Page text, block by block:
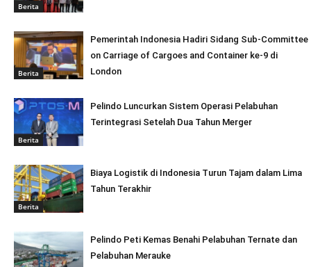
Berita
Berita
Pemerintah Indonesia Hadiri Sidang Sub-Committee
on Carriage of Cargoes and Container ke-9 di
London
Berita
Pelindo Luncurkan Sistem Operasi Pelabuhan
Terintegrasi Setelah Dua Tahun Merger
Berita
Biaya Logistik di Indonesia Turun Tajam dalam Lima
Tahun Terakhir
Pelindo Peti Kemas Benahi Pelabuhan Ternate dan
Pelabuhan Merauke